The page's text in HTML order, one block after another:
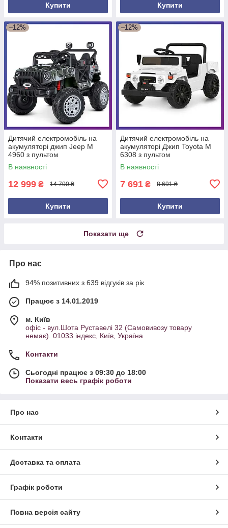
Купити Купити
–12%
Дитячий електромобіль на
акумуляторі джип Jeep M
4960 з пультом
радіокерування для дітей 3-8
років камуфляж
В наявності
12 999 ₴ 14 700 ₴
Купити
–12%
Дитячий електромобіль на
акумуляторі Джип Toyota M
6308 з пультом
радіокерування для дітей 3-8
років Білий
В наявності
7 691 ₴ 8 691 ₴
Купити
Показати ще
Про нас
94% позитивних з 639 відгуків за рік
Працює з 14.01.2019
м. Київ
офіс - вул.Шота Руставелі 32 (Самовивозу товару
немає). 01033 індекс, Київ, Україна
Контакти
Сьогодні працює з 09:30 до 18:00
Показати весь графік роботи
Про нас
Контакти
Доставка та оплата
Графік роботи
Повна версія сайту